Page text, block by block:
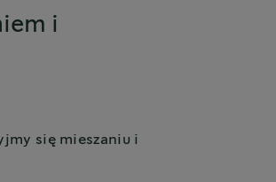
i
się mieszaniu i